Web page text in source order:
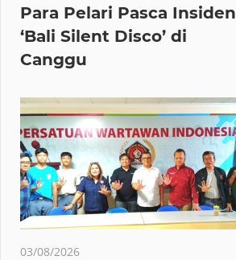
Para Pelari Pasca Insiden
‘Bali Silent Disco’ di
Canggu
03/08/2026